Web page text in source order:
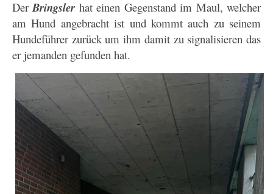
DerBringslerhat einen Gegenstand im Maul, welcher
am Hund angebracht ist und kommt auch zu seinem
Hundeführer zurück um ihm damit zu signalisieren das
er jemanden gefunden hat.